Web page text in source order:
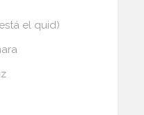
el quid)